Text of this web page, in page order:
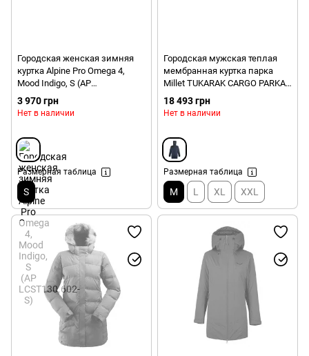
Городская женская зимняя
куртка Alpine Pro Omega 4,
Mood Indigo, S (AP
LCST130.602-S)
3 970 грн
Нет в наличии
Размерная таблица
S
Городская мужская теплая
мембранная куртка парка
Millet TUKARAK CARGO PARKA
M, Saphir - р.M
(3515729944759)
18 493 грн
Нет в наличии
Размерная таблица
M L XL XXL